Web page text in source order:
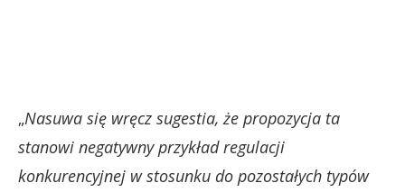
„Nasuwa się wręcz sugestia, że propozycja ta
stanowi negatywny przykład regulacji
konkurencyjnej w stosunku do pozostałych typów